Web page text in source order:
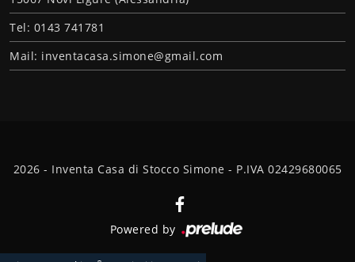
Tel: 0143 741781
Mail: inventacasa.simone@gmail.com
2026 - Inventa Casa di Stocco Simone - P.IVA 02429680065
Powered by